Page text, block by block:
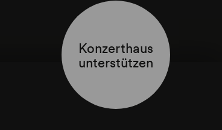
Konzerthaus
unterstützen